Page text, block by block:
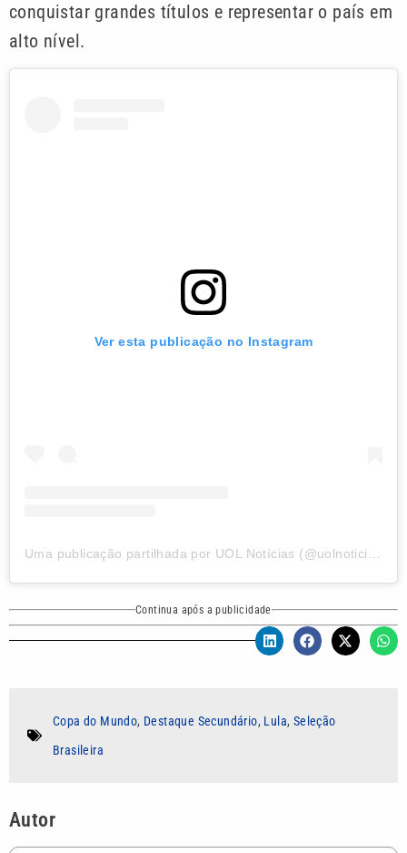
conquistar grandes títulos e representar o país em
alto nível.
Ver esta publicação no Instagram
Continua após a publicidade
Copa do Mundo, Destaque Secundário, Lula, Seleção
Brasileira
Autor